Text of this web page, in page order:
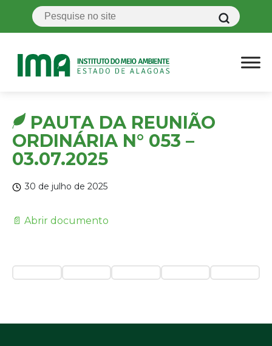
PAUTA DA REUNIÃO
ORDINÁRIA N° 053 –
03.07.2025
30 de julho de 2025
📄 Abrir documento